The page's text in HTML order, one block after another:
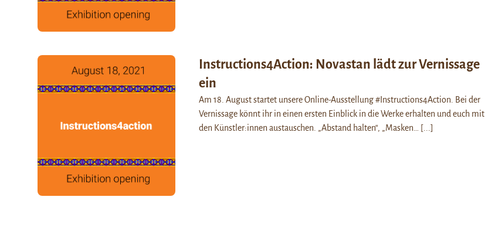
Instructions4Action: Novastan lädt zur Vernissage
ein
Am 18. August startet unsere Online-Ausstellung #Instructions4Action. Bei der
Vernissage könnt ihr in einen ersten Einblick in die Werke erhalten und euch mit
den Künstler:innen austauschen. „Abstand halten“, „Masken…
[...]